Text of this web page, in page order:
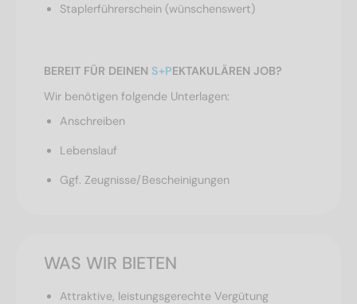
WAS WIR BIETEN
Attraktive, leistungsgerechte Vergütung
Staplerführerschein (wünschenswert)
BEREIT FÜR DEINEN S+PEKTAKULÄREN JOB?
Wir benötigen folgende Unterlagen:
Anschreiben
Lebenslauf
Ggf. Zeugnisse/Bescheinigungen